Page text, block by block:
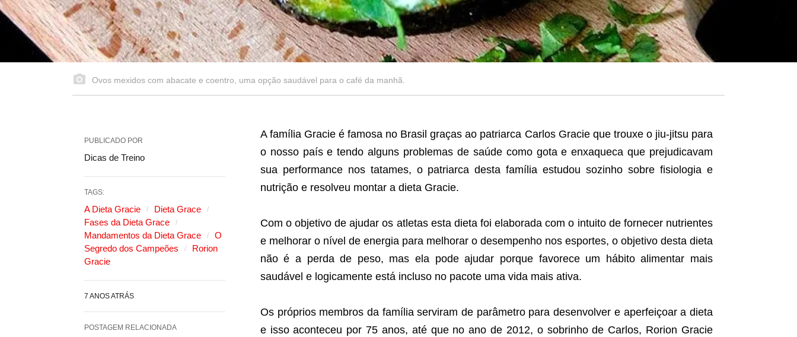
Ovos mexidos com abacate e coentro, uma opção saudável para o café da manhã.
A família Gracie é famosa no Brasil graças ao patriarca Carlos Gracie que trouxe o jiu-jitsu para
o nosso país e tendo alguns problemas de saúde como gota e enxaqueca que prejudicavam
sua performance nos tatames, o patriarca desta família estudou sozinho sobre fisiologia e
nutrição e resolveu montar a dieta Gracie.
Com o objetivo de ajudar os atletas esta dieta foi elaborada com o intuito de fornecer nutrientes
e melhorar o nível de energia para melhorar o desempenho nos esportes, o objetivo desta dieta
não é a perda de peso, mas ela pode ajudar porque favorece um hábito alimentar mais
saudável e logicamente está incluso no pacote uma vida mais ativa.
Os próprios membros da família serviram de parâmetro para desenvolver e aperfeiçoar a dieta
e isso aconteceu por 75 anos, até que no ano de 2012, o sobrinho de Carlos, Rorion Gracie
PUBLICADO POR
Dicas de Treino
TAGS:
A Dieta Gracie
Dieta Grace
Fases da Dieta Grace
Mandamentos da Dieta Grace
O
Segredo dos Campeões
Rorion
Gracie
7 ANOS ATRÁS
POSTAGEM RELACIONADA